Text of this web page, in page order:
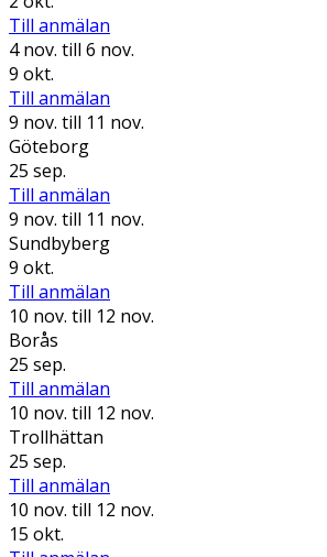
Till anmälan
4 nov. till 6 nov.
9 okt.
Till anmälan
9 nov. till 11 nov.
Göteborg
25 sep.
Till anmälan
9 nov. till 11 nov.
Sundbyberg
9 okt.
Till anmälan
10 nov. till 12 nov.
Borås
25 sep.
Till anmälan
10 nov. till 12 nov.
Trollhättan
25 sep.
Till anmälan
10 nov. till 12 nov.
15 okt.